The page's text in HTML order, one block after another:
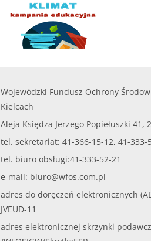
Wojewódzki Fundusz Ochrony
Kielcach
Aleja Księdza Jerzego Popiełuszki 41,
tel. sekretariat: 41-366-15-12, 41-333-
tel. biuro obsługi:41-333-52-21
e-mail: biuro@wfos.com.pl
adres do doręczeń elektronicznych
JVEUD-11
adres elektronicznej skrzynki